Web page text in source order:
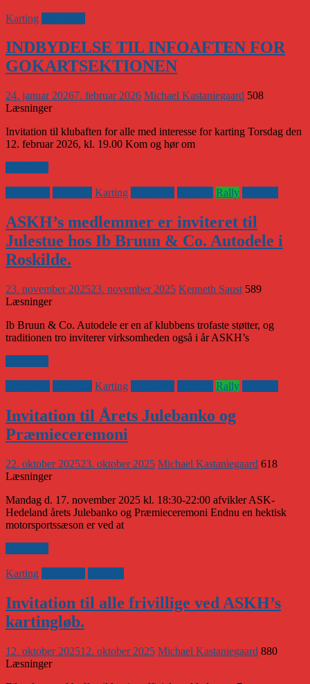
Karting
INDBYDELSE TIL INFOAFTEN FOR
GOKARTSEKTIONEN
24. januar 20267. februar 2026 Michael Kastaniegaard 508
Læsninger
Invitation til klubaften for alle med interesse for karting Torsdag den
12. februar 2026, kl. 19.00 Kom og hør om
Karting Rally
ASKH’s medlemmer er inviteret til
Julestue hos Ib Bruun & Co. Autodele i
Roskilde.
23. november 202523. november 2025 Kenneth Saust 589
Læsninger
Ib Bruun & Co. Autodele er en af klubbens trofaste støtter, og
traditionen tro inviterer virksomheden også i år ASKH’s
Karting Rally
Invitation til Årets Julebanko og
Præmieceremoni
22. oktober 202523. oktober 2025 Michael Kastaniegaard 618
Læsninger
Mandag d. 17. november 2025 kl. 18:30-22:00 afvikler ASK-
Hedeland årets Julebanko og Præmieceremoni Endnu en hektisk
motorsportssæson er ved at
Karting
Invitation til alle frivillige ved ASKH’s
kartingløb.
12. oktober 202512. oktober 2025 Michael Kastaniegaard 880
Læsninger